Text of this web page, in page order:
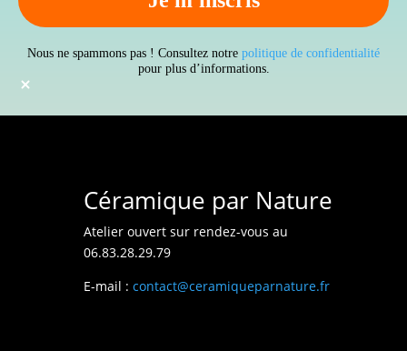
Nous ne spammons pas ! Consultez notre politique de confidentialité
pour plus d’informations.
Céramique par Nature
Atelier ouvert sur rendez-vous au
06.83.28.29.79
E-mail : contact@ceramiqueparnature.fr